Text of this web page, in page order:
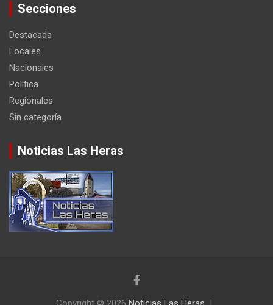
Secciones
Destacada
Locales
Nacionales
Politica
Regionales
Sin categoría
Noticias Las Heras